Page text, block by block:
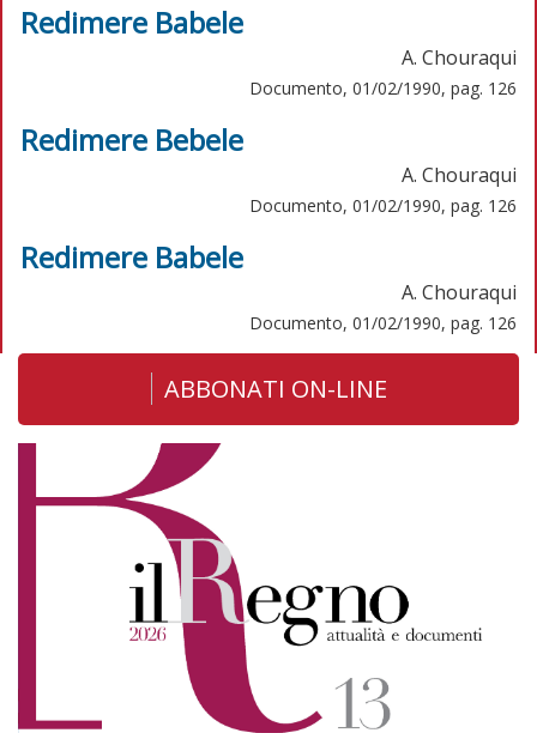
Redimere Babele
A. Chouraqui
Documento, 01/02/1990, pag. 126
Redimere Bebele
A. Chouraqui
Documento, 01/02/1990, pag. 126
Redimere Babele
A. Chouraqui
Documento, 01/02/1990, pag. 126
ABBONATI ON-LINE